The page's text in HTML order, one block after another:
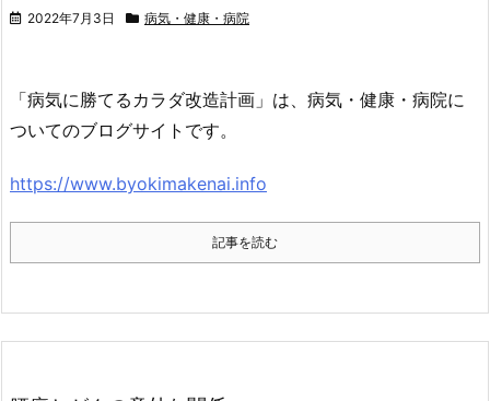
2022年7月3日 病気・健康・病院
「病気に勝てるカラダ改造計画」は、病気・健康・病院に
ついてのブログサイトです。
https://www.byokimakenai.info
記事を読む